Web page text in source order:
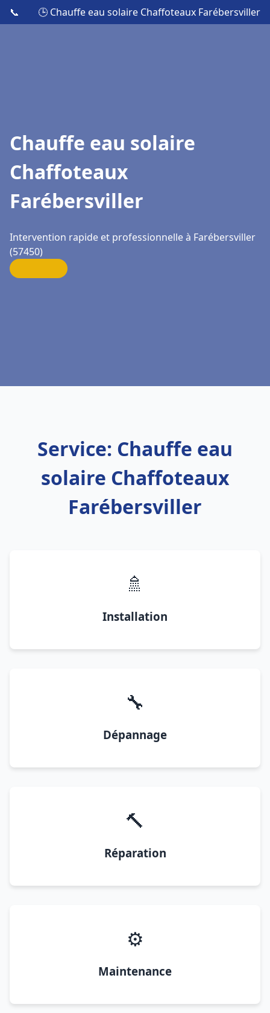
📞 🕒 Chauffe eau solaire Chaffoteaux Farébersviller
Chauffe eau solaire
Chaffoteaux
Farébersviller
Intervention rapide et professionnelle à Farébersviller
(57450)
Service: Chauffe eau
solaire Chaffoteaux
Farébersviller
🚿
Installation
🔧
Dépannage
🔨
Réparation
⚙️
Maintenance